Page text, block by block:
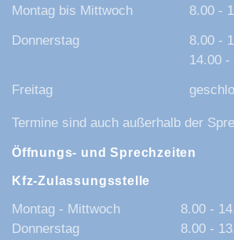
Montag bis Mittwoch
8.00 -
Donnerstag
8.00 -
14.00 -
Freitag
Termine sind auch außerhalb der
Öffnungs- und Sprechzeiten
Kfz-Zulassungsstelle
Montag - Mittwoch
8.00 -
Donnerstag
8.00 -